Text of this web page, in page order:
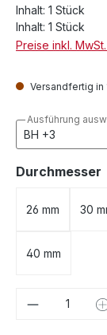
Inhalt: 1 Stück
Inhalt: 1 Stück
Preise inkl.
Versandfertig in
Ausführung
Durchmesser
26 mm 30
40 mm
Produkt